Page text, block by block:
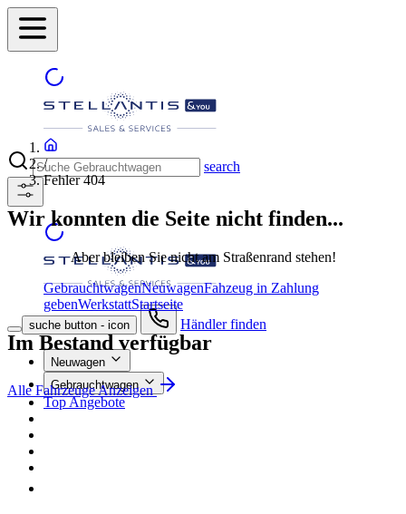
search
suche button - icon Händler finden
Neuwagen
Gebrauchtwagen
Top Angebote
/
Fehler 404
Wir konnten die Seite nicht finden...
Aber bleiben Sie nicht am Straßenrand stehen!
GebrauchtwagenNeuwagenFahzeug in Zahlung
gebenWerkstattStartseite
Im Bestand verfügbar
Alle Fahrzeuge Anzeigen